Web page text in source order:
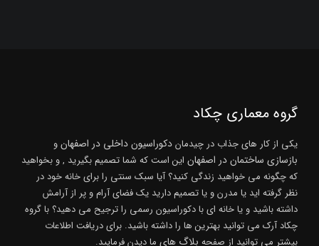
گروه معماری چکاد
یکی از کار های جذاب در چیدماندکوراسیون داخلی در اصفهانو
بازسازی ساختمان در اصفهان این است که شما تصمیم بگیرید , و بخواهید
که چگونه می خواهید زندگی کنید؟ آیا سبک سنتی را برای خانه خود در
نظر گرفته اید یا مدرن و یا تصمیم دارید یک فضای آرام و پر از آرامش
داشته باشید و یا خانه ای با دکوراسیون رسمی را ترجیح می دهید؟ با گروه
چکاد آرک می توانید بهترین ها را داشته باشید. برای دریافت اطلاعات
بیشتر می توانید از صفحه بلاگ های ما دیدن فرمایید.